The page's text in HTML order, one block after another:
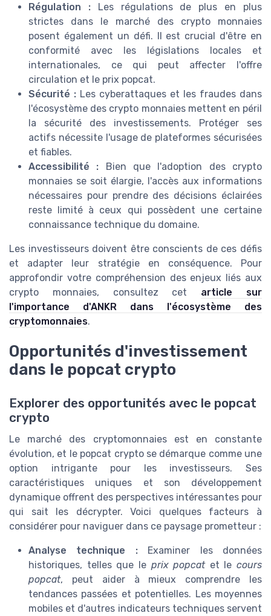
Régulation :Les régulations de plus en plus
strictes dans le marché des crypto monnaies
posent également un défi. Il est crucial d'être en
conformité avec les législations locales et
internationales, ce qui peut affecter l'offre
circulation et le prix popcat.
Sécurité : Les cyberattaques et les fraudes dans
l'écosystème des crypto monnaies mettent en péril
la sécurité des investissements. Protéger ses
actifs nécessite l'usage de plateformes sécurisées
et fiables.
Accessibilité : Bien que l'adoption des crypto
monnaies se soit élargie, l'accès aux informations
nécessaires pour prendre des décisions éclairées
reste limité à ceux qui possèdent une certaine
connaissance technique du domaine.
Les investisseurs doivent être conscients de ces défis
et adapter leur stratégie en conséquence. Pour
approfondir votre compréhension des enjeux liés aux
crypto monnaies, consultez cet article sur
l'importance d'ANKR dans l'écosystème des
cryptomonnaies.
Opportunités d'investissement
dans le popcat crypto
Explorer des opportunités avec le popcat
crypto
Le marché des cryptomonnaies est en constante
évolution, et le popcat crypto se démarque comme une
option intrigante pour les investisseurs. Ses
caractéristiques uniques et son développement
dynamique offrent des perspectives intéressantes pour
qui sait les décrypter. Voici quelques facteurs à
considérer pour naviguer dans ce paysage prometteur :
Analyse technique :Examiner les données
historiques, telles que le prix popcatet le cours
popcat, peut aider à mieux comprendre les
tendances passées et potentielles. Les moyennes
mobiles et d'autres indicateurs techniques servent